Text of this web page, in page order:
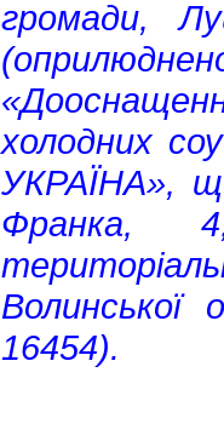
громади,
холодних
УКРАЇНА»,
Франка,
16454).